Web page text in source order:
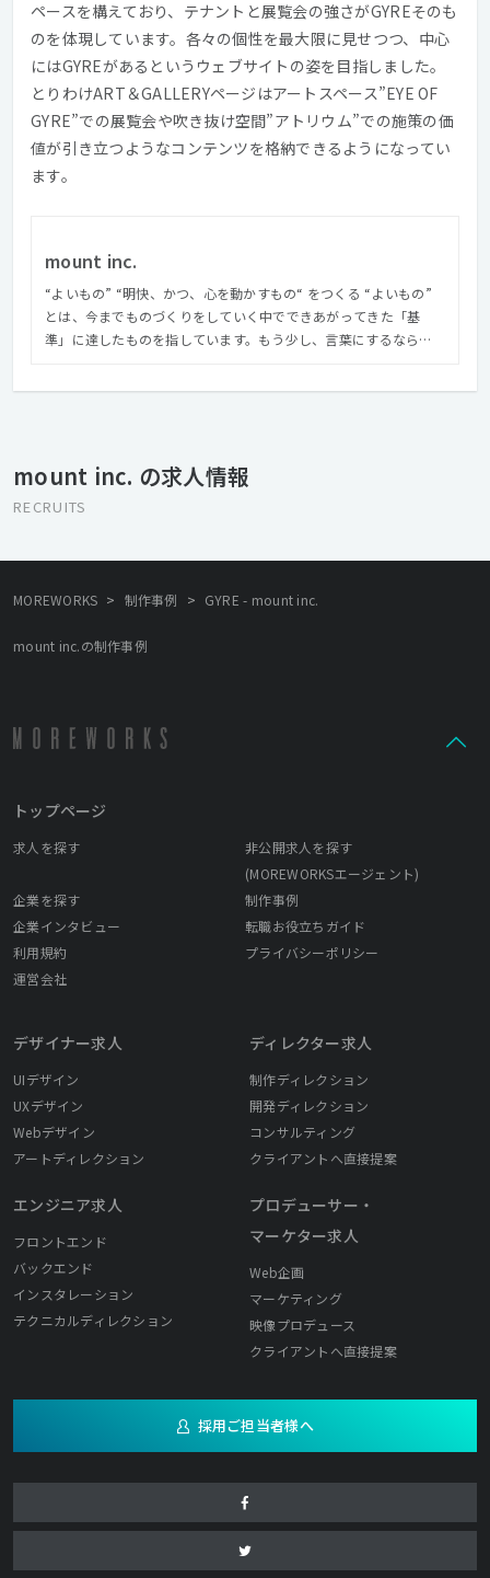
ペースを構えており、テナントと展覧会の強さがGYREそのも
のを体現しています。各々の個性を最大限に見せつつ、中心
にはGYREがあるというウェブサイトの姿を目指しました。
とりわけART＆GALLERYページはアートスペース”EYE OF
GYRE”での展覧会や吹き抜け空間”アトリウム”での施策の価
値が引き立つようなコンテンツを格納できるようになってい
ます。
mount inc.
“よいもの” “明快、かつ、心を動かすもの“ をつくる “よいもの”
とは、今までものづくりをしていく中でできあがってきた「基
準」に達したものを指しています。もう少し、言葉にするなら
メントすること。 ものに触れたユーザーに伝えたいことが届き、
何かしら残すことができること。できたものに対して、みんなが
もの“ 明快とは、エンドユーザーだけでなく、クライアント含め、
られた情報、要件をすべて盛り込むのがデザイナーたちがやるべ
「機能」としてつたわることを最低限に、次は「心を動かすも
の」を目指します。 心を動かすとは、何もサイトなどをみて「涙
ことを理解する、新しい価値観が生まれる、やりたいことが実現
できるなど、この言葉では想像しにくい、「ECサイト」からも
「心を動かすもの」は生まれると思っています。
mount inc. の求人情報
RECRUITS
MOREWORKS > 制作事例 > GYRE - mount inc.
mount inc.の制作事例
トップページ
求人を探す
非公開求人を探す
(MOREWORKSエージェント)
企業を探す
制作事例
企業インタビュー
転職お役立ちガイド
利用規約
プライバシーポリシー
運営会社
デザイナー求人
UIデザイン
UXデザイン
Webデザイン
アートディレクション
エンジニア求人
フロントエンド
バックエンド
インスタレーション
テクニカルディレクション
ディレクター求人
制作ディレクション
開発ディレクション
コンサルティング
クライアントへ直接提案
プロデューサー・
マーケター求人
Web企画
マーケティング
映像プロデュース
クライアントへ直接提案
採用ご担当者様へ